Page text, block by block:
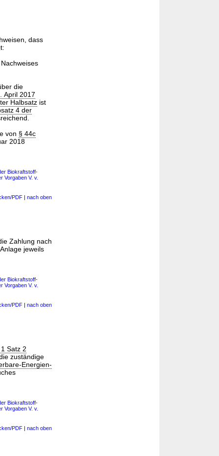
dass
die
April 2017
Halbsatzist
4 der
von § 44c
2018
Biokraftstoff-
Vorgaben V. v.
PDF | nach oben
Zahlung nach
jeweils
Biokraftstoff-
Vorgaben V. v.
PDF | nach oben
Satz 2
zuständige
Energien-
Biokraftstoff-
Vorgaben V. v.
PDF | nach oben